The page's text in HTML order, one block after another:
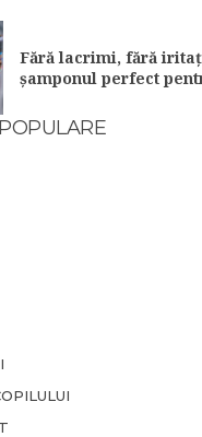
Fără lacrimi, fără
șamponul perfect